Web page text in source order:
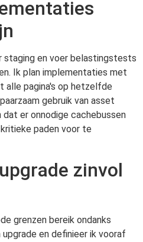
en voer belastingstests
Ik plan implementaties met
alle pagina's op hetzelfde
gebruik van asset
er onnodige cachebussen
paden voor te
zinvol
grenzen bereik ondanks
en definieer ik vooraf